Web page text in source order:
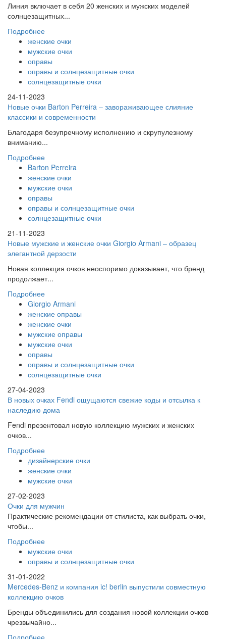
Линия включает в себя 20 женских и мужских моделей
солнцезащитных...
Подробнее
женские очки
мужские очки
оправы
оправы и солнцезащитные очки
солнцезащитные очки
24-11-2023
Новые очки Barton Perreira – завораживающее слияние
классики и современности
Благодаря безупречному исполнению и скрупулезному
вниманию...
Подробнее
Barton Perreira
женские очки
мужские очки
оправы
оправы и солнцезащитные очки
солнцезащитные очки
21-11-2023
Новые мужские и женские очки Giorgio Armani – образец
элегантной дерзости
Новая коллекция очков неоспоримо доказывает, что бренд
продолжает...
Подробнее
Giorgio Armani
женские оправы
женские очки
мужские оправы
мужские очки
оправы
оправы и солнцезащитные очки
солнцезащитные очки
27-04-2023
В новых очках Fendi ощущаются свежие коды и отсылка к
наследию дома
Fendi презентовал новую коллекцию мужских и женских
очков...
Подробнее
дизайнерские очки
женские очки
мужские очки
27-02-2023
Очки для мужчин
Практические рекомендации от стилиста, как выбрать очки,
чтобы...
Подробнее
мужские очки
оправы и солнцезащитные очки
31-01-2022
Mercedes-Benz и компания ic! berlin выпустили совместную
коллекцию очков
Бренды объединились для создания новой коллекции очков
чрезвычайно...